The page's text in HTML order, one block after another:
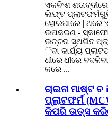
ଏକବିଂଶ
ଲିଫ୍ଟ
ହୋଇପାରେ | ଥରେ
ଉପକରଣ -
ଉଚ୍ଚତା ସ୍ଥଗିତ
ିବା କାର୍ଯ୍ୟ
ଧୀରେ ଧୀରେ
କରେ ...
ଚାଇନା ମାଷ୍ଟ
ପ୍ଲାଟଫର୍ମ
କିପରି ଉତ୍ସ